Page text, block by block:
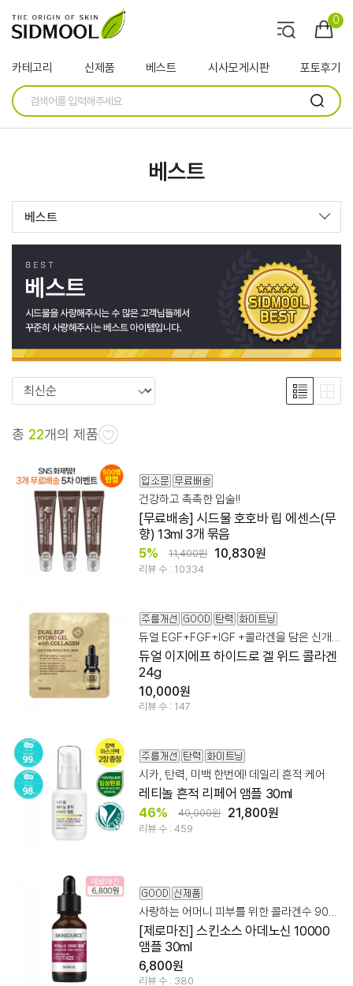
0
카테고리 신제품 베스트 시사모게시판 포토후기
베스트
베스트
총 22개의 제품
건강하고 촉촉한 입술!!
[무료배송] 시드물 호호바 립 에센스(무
향) 13ml 3개 묶음
5% 11,400원 10,830원
리뷰 수 : 10334
듀얼 EGF+FGF+IGF +콜라겐을 담은 신개념 에이징 멀티 케어
듀얼 이지에프 하이드로 겔 위드 콜라겐
24g
10,000원
리뷰 수 : 147
시카, 탄력, 미백 한번에! 데일리 흔적 케어
레티놀 흔적 리페어 앰플 30ml
46% 40,000원 21,800원
리뷰 수 : 459
[제로마진] 스킨소스 아데노신 10000
앰플 30ml
6,800원
리뷰 수 : 380